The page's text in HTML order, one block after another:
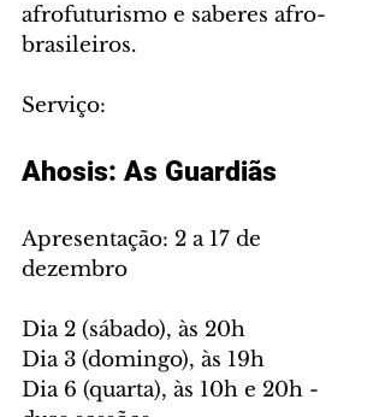
afrofuturismo e saberes afro-
brasileiros.
Serviço:
Ahosis: As Guardiãs
Apresentação: 2 a 17 de
dezembro
Dia 2 (sábado), às 20h
Dia 3 (domingo), às 19h
Dia 6 (quarta), às 10h e 20h -